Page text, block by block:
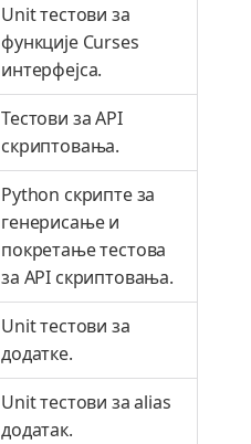
Unit тестови за
функције Curses
интерфејса.
Тестови за API
скриптовања.
Python скрипте за
генерисање и
покретање тестова
за API скриптовања.
Unit тестови за
додатке.
Unit тестови за alias
додатак.